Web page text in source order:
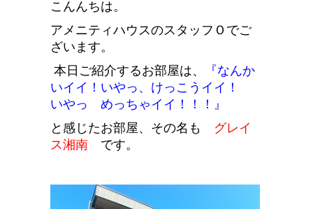
こんんちは。
アメニティハウスのスタッフＯでご
ざいます。
本日ご紹介するお部屋は、
『なんか
いイイ！いやっ、けっこうイイ！
いやっ めっちゃイイ！！！』
と感じたお部屋、その名も
グレイ
ス湘南 です。